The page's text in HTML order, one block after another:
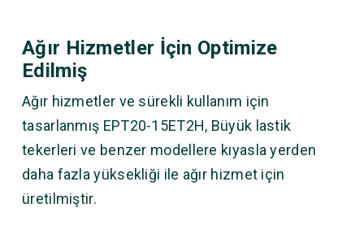
Ağır Hizmetler İçin Optimize
Edilmiş
Ağır hizmetler ve sürekli kullanım için
tasarlanmış EPT20-15ET2H, Büyük lastik
tekerleri ve benzer modellere kıyasla yerden
daha fazla yüksekliği ile ağır hizmet için
üretilmiştir.